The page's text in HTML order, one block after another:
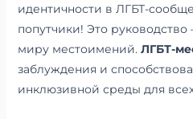
идентичности в ЛГБТ-
попутчики! Это
миру местоимений. ЛГБТ-
заблуждения и
инклюзивной среды для